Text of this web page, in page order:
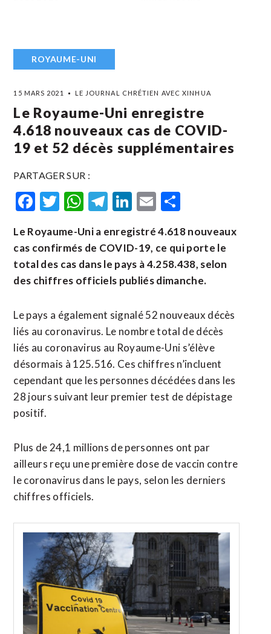
ROYAUME-UNI
15 MARS 2021 LE JOURNAL CHRÉTIEN AVEC XINHUA
Le Royaume-Uni enregistre
4.618 nouveaux cas de COVID-
19 et 52 décès supplémentaires
PARTAGER SUR :
Facebook
Twitter
WhatsApp
Telegram
LinkedIn
Email
Le Royaume-Uni a enregistré 4.618 nouveaux
cas confirmés de COVID-19, ce qui porte le
total des cas dans le pays à 4.258.438, selon
des chiffres officiels publiés dimanche.
Le pays a également signalé 52 nouveaux décès
liés au coronavirus. Le nombre total de décès
liés au coronavirus au Royaume-Uni s’élève
désormais à 125.516. Ces chiffres n’incluent
cependant que les personnes décédées dans les
28 jours suivant leur premier test de dépistage
positif.
Plus de 24,1 millions de personnes ont par
ailleurs reçu une première dose de vaccin contre
le coronavirus dans le pays, selon les derniers
chiffres officiels.